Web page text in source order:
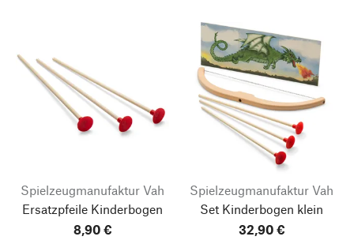
Spielzeugmanufaktur Vah
Ersatzpfeile Kinderbogen
8,90 €
Spielzeugmanufaktur Vah
Set Kinderbogen klein
32,90 €